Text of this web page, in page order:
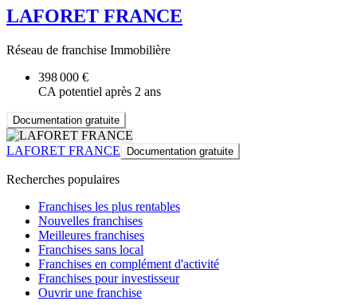
LAFORET FRANCE
Réseau de franchise Immobilière
398 000 €
CA potentiel après 2 ans
Documentation gratuite
LAFORET FRANCE Documentation gratuite
Recherches populaires
Franchises les plus rentables
Nouvelles franchises
Meilleures franchises
Franchises sans local
Franchises en complément d'activité
Franchises pour investisseur
Ouvrir une franchise